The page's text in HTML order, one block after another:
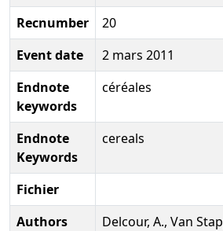
Recnumber
20
Event date
2 mars 2011
Endnote
keywords
céréales
Endnote
Keywords
cereals
Fichier
Authors
Delcour, A., Van